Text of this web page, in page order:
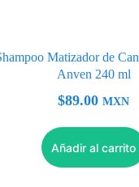
Matizador de
Anven 240 ml
$89.00 MXN
Añadir al carrito